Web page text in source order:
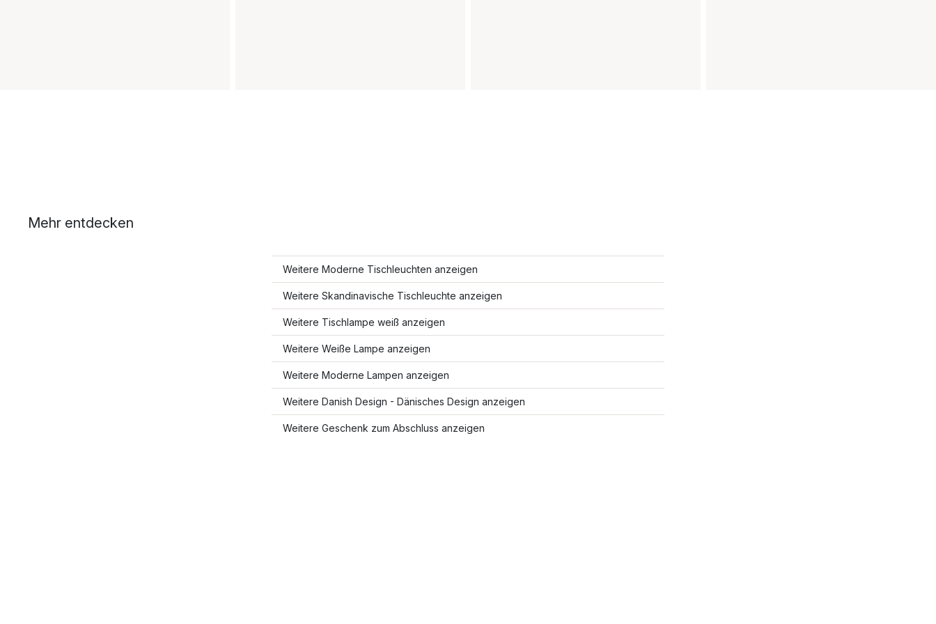
Mehr entdecken
Weitere Moderne Tischleuchten anzeigen
Weitere Skandinavische Tischleuchte anzeigen
Weitere Tischlampe weiß anzeigen
Weitere Weiße Lampe anzeigen
Weitere Moderne Lampen anzeigen
Weitere Danish Design - Dänisches Design anzeigen
Weitere Geschenk zum Abschluss anzeigen